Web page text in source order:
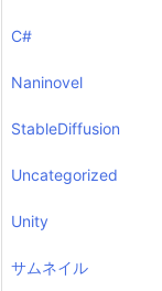
C#
Naninovel
StableDiffusion
Uncategorized
Unity
サムネイル